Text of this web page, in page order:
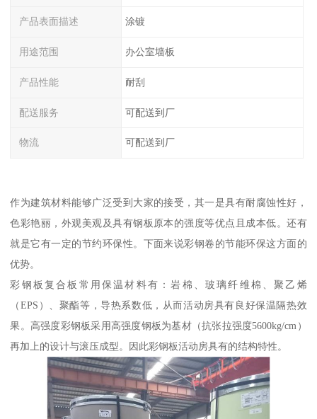
产品表面描述 涂镀
用途范围 办公室墙板
产品性能 耐刮
配送服务 可配送到厂
物流 可配送到厂
作为建筑材料能够广泛受到大家的接受，其一是具有耐腐蚀性好，
色彩艳丽，外观美观及具有钢板原本的强度等优点且成本低。还有
就是它有一定的节约环保性。下面来说彩钢卷的节能环保这方面的
优势。
彩钢板复合板常用保温材料有：岩棉、玻璃纤维棉、聚乙烯
（EPS）、聚酯等，导热系数低，从而活动房具有良好保温隔热效
果。高强度彩钢板采用高强度钢板为基材（抗张拉强度5600kg/cm）
再加上的设计与滚压成型。因此彩钢板活动房具有的结构特性。